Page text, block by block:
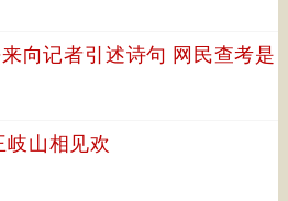
向记者引述诗句 网民查考是
岐山相见欢